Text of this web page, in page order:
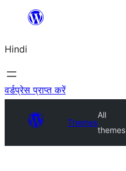
सामग्री
जाएं
Hindi
वर्डप्रेस प्राप्त करें
Themes
All
themes